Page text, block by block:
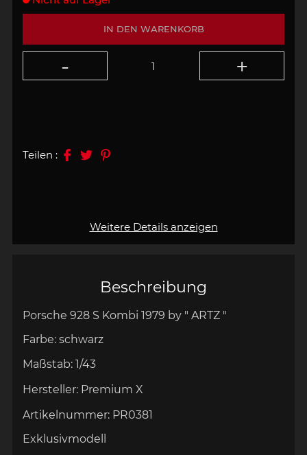
Beschreibung
Porsche 928 S Kombi 1979 by " ARTZ "
Farbe: schwarz
Maßstab: 1/43
Hersteller: Premium X
Artikelnummer: PR0381
Exklusivmodell
Weitere Details anzeigen
IN DEN WARENKORB
Teilen :